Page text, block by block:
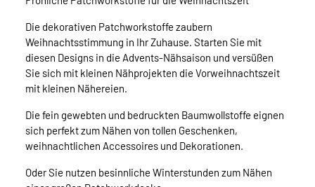
Die dekorativen Patchworkstoffe zaubern
Weihnachtsstimmung in Ihr Zuhause. Starten Sie mit
diesen Designs in die Advents-Nähsaison und versüßen
Sie sich mit kleinen Nähprojekten die Vorweihnachtszeit
mit kleinen Nähereien.
Die fein gewebten und bedruckten Baumwollstoffe eignen
sich perfekt zum Nähen von tollen Geschenken,
weihnachtlichen Accessoires und Dekorationen.
Oder Sie nutzen besinnliche Winterstunden zum Nähen